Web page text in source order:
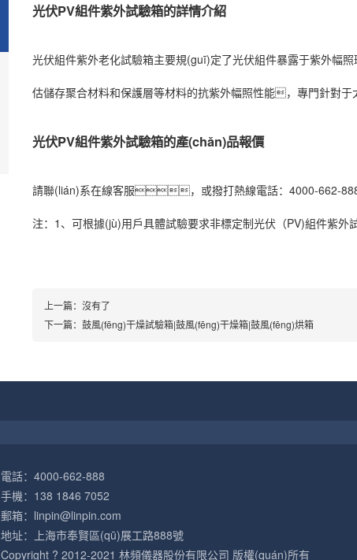
光伏PV組件紫外試驗箱的詳情介紹
光伏組件紫外老化試驗箱主要規(guī)定了光伏組件暴露于紫外
估儲存聚合材料和保護層等材料的抗紫外幅照性能，專門針對于
光伏PV組件紫外試驗箱的產(chǎn)品報價
請聯(lián)系在線客服，或撥打熱線電話：4000-662-
注：1、可根據(jù)用戶具體試驗要求非標定制光伏（PV)組件紫外
上一篇：沒有了
下一篇： 鼓風(fēng)干燥試驗箱|鼓風(fēng)干燥箱|鼓風(fēng)烘箱
電話：4000-662-888
手機：138 1846 7052
郵箱：linpin@linpin.com
地址：上海市奉賢區(qū)展工路888號
Copyright ? 2012-2021 林頻儀器股份有限公司 版權(quán)所有